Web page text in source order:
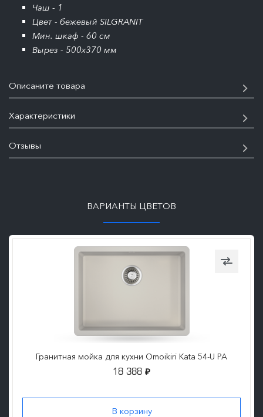
Чаш - 1
Цвет - бежевый SILGRANIT
Мин. шкаф - 60 см
Вырез - 500x370 мм
Описаните товара
Характеристики
Отзывы
ВАРИАНТЫ ЦВЕТОВ
Гранитная мойка для кухни Omoikiri Kata 54-U PA
18 388 ₽